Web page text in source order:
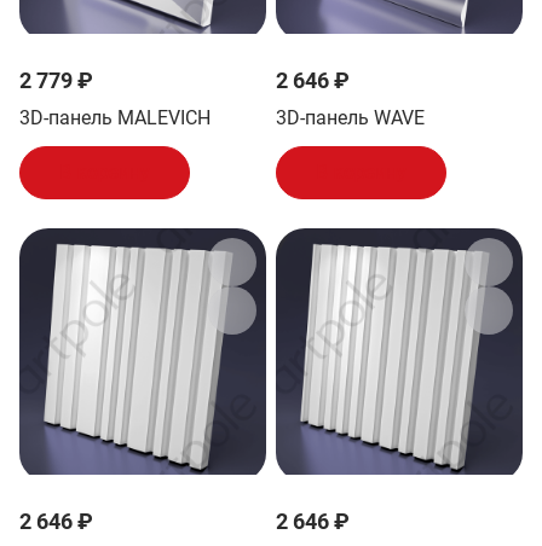
2 779 ₽
3D-панель MALEVICH
2 646 ₽
3D-панель WAVE
2 646 ₽ 2 646 ₽